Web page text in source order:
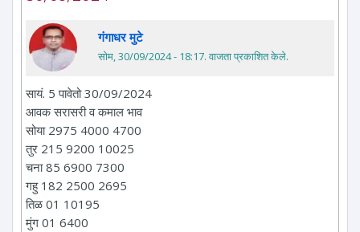
गंगाधर मुटे
सोम, 30/09/2024 - 18:17. वाजता प्रकाशित केले.
सायं. 5 पावेतो 30/09/2024
आवक सरासरी व कमाल भाव
सोया 2975 4000 4700
तुर 215 9200 10025
चना 85 6900 7300
गहु 182 2500 2695
तिळ 01 10195
मुंग 01 6400